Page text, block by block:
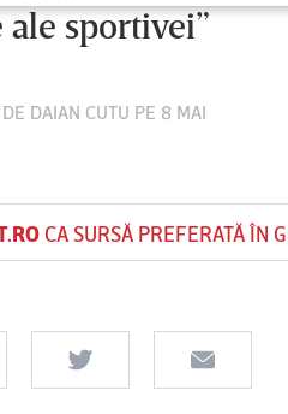
sportivei”
DAIAN CUTU PE 8 MAI
CA SURSĂ PREFERATĂ ÎN